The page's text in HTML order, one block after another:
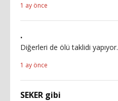
1 ay önce
.
Diğerleri de ölü taklidi yapıyor.
1 ay önce
SEKER gibi